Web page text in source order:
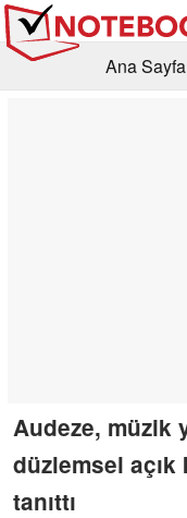
Ana Sayfa
Audeze, müzik
düzlemsel açık
tanıttı